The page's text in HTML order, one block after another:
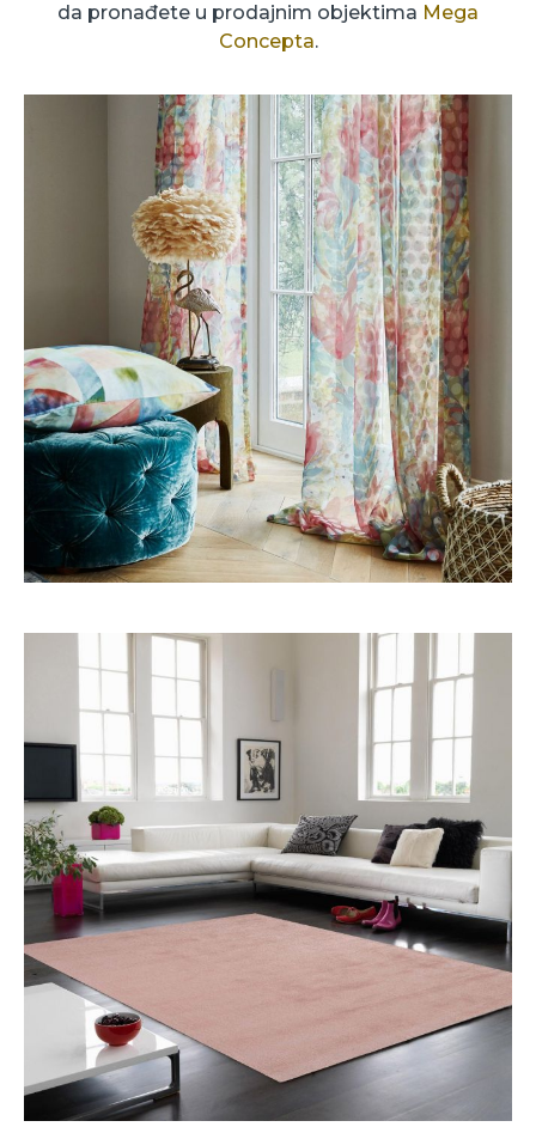
da pronađete u prodajnim objektima Mega
Concepta.